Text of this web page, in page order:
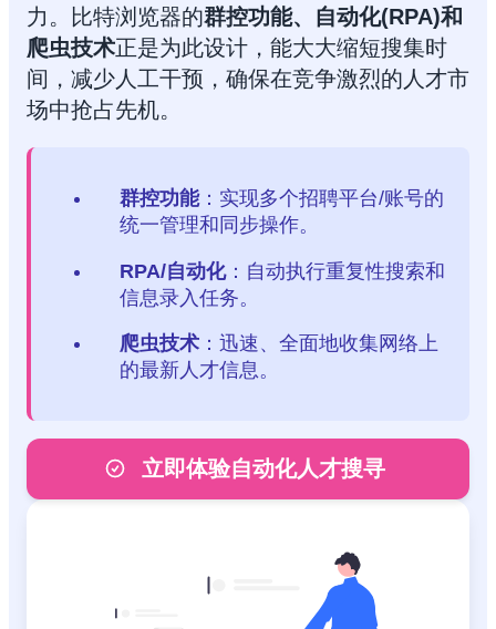
力。比特浏览器的群控功能、自动化(RPA)和
爬虫技术正是为此设计，能大大缩短搜集时
间，减少人工干预，确保在竞争激烈的人才市
场中抢占先机。
群控功能：实现多个招聘平台/账号的
统一管理和同步操作。
RPA/自动化：自动执行重复性搜索和
信息录入任务。
爬虫技术 ：迅速、全面地收集网络上
的最新人才信息。
立即体验自动化人才搜寻